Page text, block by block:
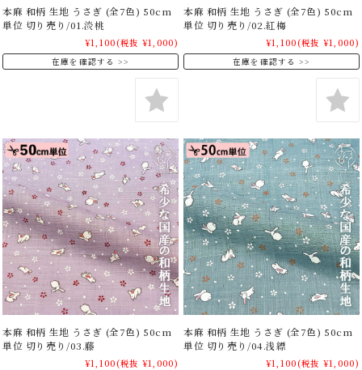
本麻 和柄 生地 うさぎ (全7色) 50cm
単位 切り売り/01.淡桃
¥1,100(税抜 ¥1,000)
在庫を確認する
本麻 和柄 生地 うさぎ (全7色) 50cm
単位 切り売り/02.紅梅
¥1,100(税抜 ¥1,000)
在庫を確認する
本麻 和柄 生地 うさぎ (全7色) 50cm
単位 切り売り/03.藤
¥1,100(税抜 ¥1,000)
本麻 和柄 生地 うさぎ (全7色) 50cm
単位 切り売り/04.浅縹
¥1,100(税抜 ¥1,000)